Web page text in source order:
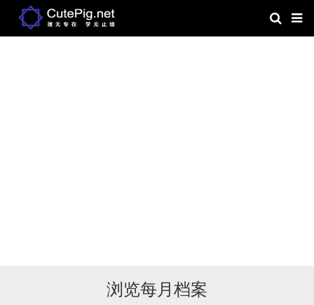
浏览每月档案